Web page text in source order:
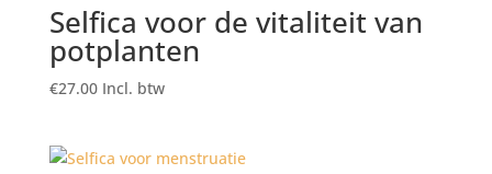
Selfica voor de vitaliteit van
potplanten
€27.00 Incl. btw